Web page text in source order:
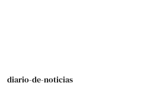
diario-de-noticias